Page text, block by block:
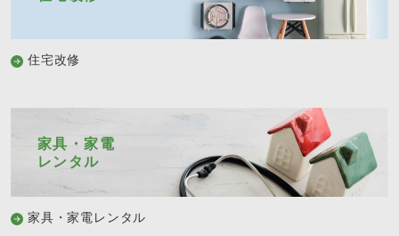
住宅改修
家具・家電
レンタル
家具・家電レンタル